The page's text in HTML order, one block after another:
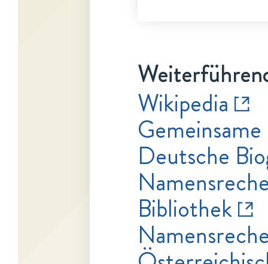
Wikipedia
Deutsche
Bibliothek